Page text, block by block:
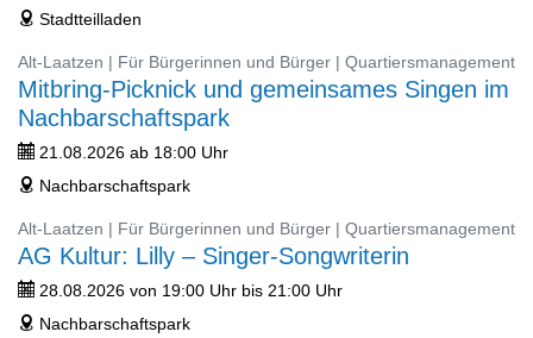
address Stadtteilladen
Alt-Laatzen | Für Bürgerinnen und Bürger | Quartiersmanagement
Mitbring-Picknick und gemeinsames Singen im
Nachbarschaftspark
ticket 21.08.2026 ab 18:00 Uhr
address Nachbarschaftspark
Alt-Laatzen | Für Bürgerinnen und Bürger | Quartiersmanagement
AG Kultur: Lilly – Singer-Songwriterin
ticket 28.08.2026 von 19:00 Uhr bis 21:00 Uhr
address Nachbarschaftspark